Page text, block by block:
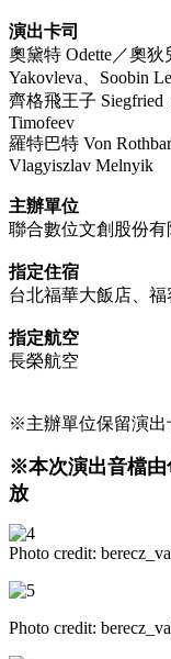
演出卡司
奧黛特 Odette／奧狄
Yakovleva
Soobin
齊格飛王子 Siegfried
Timofeev
羅特巴特 Von
Vlagyiszlav Melnyik
主辦單位
聯合數位文創股份有
指定住宿
台北福華大飯店、
指定航空
長榮航空
※主辦單位保留演出
※本次演出音檔由
放
Photo credit:
Photo credit: